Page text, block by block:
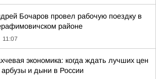
Бочаров провел рабочую поездку в
районе
11:07
экономика: когда ждать лучших цен
арбузы и дыни в России